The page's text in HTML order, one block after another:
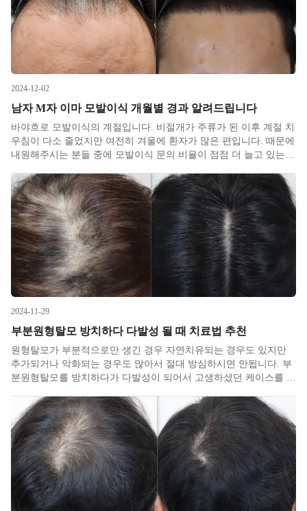
2024-12-02
남자 M자 이마 모발이식 개월별 경과 알려드립니다
바야흐로 모발이식의 계절입니다. 비절개가 주류가 된 이후 계절 치
우침이 다소 줄었지만 여전히 겨울에 환자가 많은 편입니다. 때문에
내원해주시는 분들 중에 모발이식 문의 비율이 점점 더 늘고 있는데
이스를 가지고 한번 정리해서 적어보겠습니다.
2024-11-29
부분원형탈모 방치하다 다발성 될 때 치료법 추천
원형탈모가 부분적으로만 생긴 경우 자연치유되는 경우도 있지만
추가되거나 악화되는 경우도 많아서 절대 방심하시면 안됩니다. 부
분원형탈모를 방치하다가 다발성이 되어서 고생하셨던 케이스를 하
이 남들의 2배는 되기에 관련 걱정이 전혀 없으셨다는 여성분께서
다발성 원형탈모(